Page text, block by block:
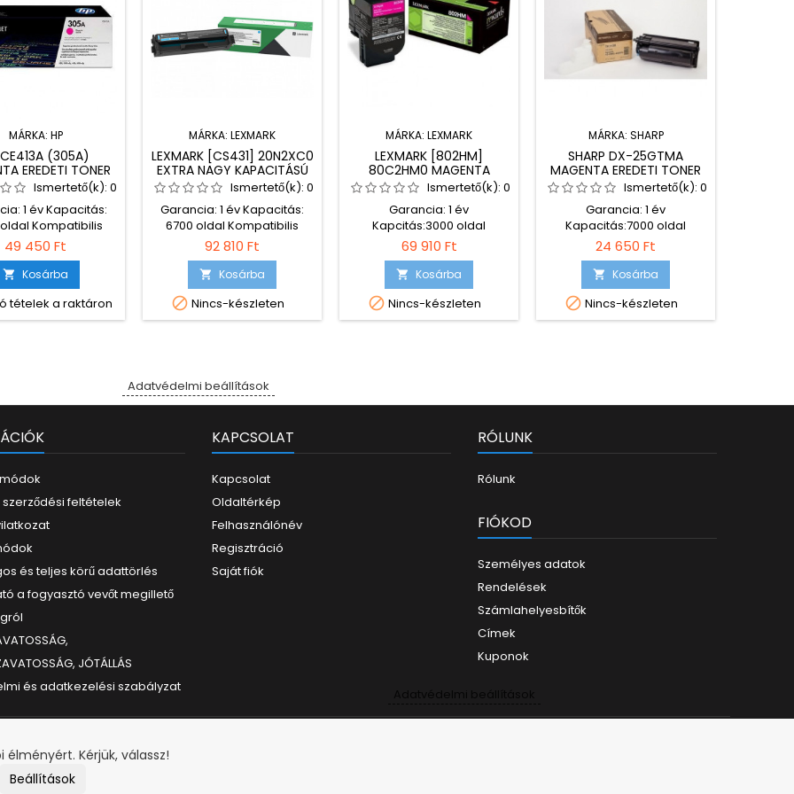
MÁRKA: HP
(305A)
EREDETI TONER
Ismertető(k): 0
1 év Kapacitás:
Kompatibilis
HP LaserJet Pro
LaserJet Pro 300
HP LaserJet Pro 400
Pro 400 M451dn
Pro 400 M451nw
Pro 400 M475dn
Pro M451 HP
49 450 Ft
 Kosárba
tételek a raktáron
MÁRKA: LEXMARK
LEXMARK [CS431] 20N2XC0
EXTRA NAGY KAPACITÁSÚ
KÉK EREDETI TONER
Ismertető(k): 0
Garancia: 1 év Kapacitás:
6700 oldal Kompatibilis
nyomtatók: Lexmark
CS431dw Lexmark
CX431adw
92 810 Ft
 Kosárba
 Nincs-készleten
MÁRKA: LEXMARK
LEXMARK [802HM]
80C2HM0 MAGENTA
EREDETI TONER
Ismertető(k): 0
Garancia: 1 év
Kapcitás:3000 oldal
Kompatibilis nyomtatók:
Lexmark CX410dte Lexmark
CX410e Lexmark CX510de
Lexmark CX510dhe Lexmark
CX510dthe Lexmark XC2132
Lexmark XC2130
69 910 Ft
 Kosárba
 Nincs-készleten
MÁRKA: SHARP
SHARP DX-25GTMA
MAGENTA EREDETI TONER
Ismertető(k): 0
Garancia: 1 év
Kapacitás:7000 oldal
Kompatibilis nyomtatók:
Sharp DX-2500N
24 650 Ft
 Kosárba
 Nincs-készleten
M521dn
Adatvédelmi beállítások
feltételek
és teljes körű adattörlés
a fogyasztó vevőt megillető
JÓTÁLLÁS
és adatkezelési szabályzat
KAPCSOLAT
Kapcsolat
Oldaltérkép
Felhasználónév
Regisztráció
Saját fiók
RÓLUNK
Rólunk
FIÓKOD
Személyes adatok
Rendelések
Számlahelyesbítők
Címek
Kuponok
Kérjük, válassz!
Beállítások